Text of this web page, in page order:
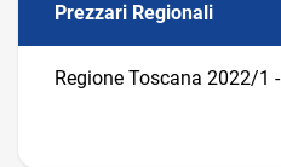
Prezzari Regionali
Regione Toscana 2022/1